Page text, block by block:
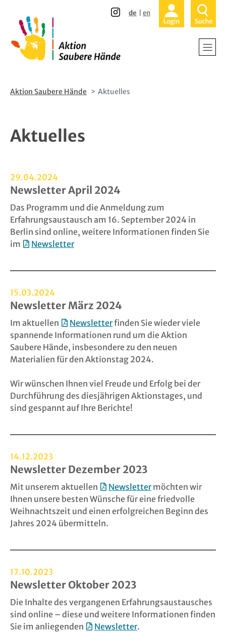
zum
Inhalt
zur
Hauptnavigation
de en
Aktion Saubere Hände Aktuelles
Aktuelles
29.04.2024
Newsletter April 2024
Das Programm und die Anmeldung zum
Erfahrungsaustausch am 16. September 2024 in
Berlin sind online, weitere Informationen finden Sie
im
Newsletter
15.03.2024
Newsletter März 2024
Im aktuellen Newsletterfinden Sie wieder viele
spannende Informationen rund um die Aktion
Saubere Hände, insbesondere zu den neuen
Materialien für den Aktionstag 2024.
Wir wünschen Ihnen viel Freude und Erfolg bei der
Durchführung des diesjährigen Aktionstages, und
sind gespannt auf Ihre Berichte!
14.12.2023
Newsletter Dezember 2023
Mit unserem aktuellen Newslettermöchten wir
Ihnen unsere besten Wünsche für eine friedvolle
Weihnachtszeit und einen erfolgreichen Beginn des
Jahres 2024 übermitteln.
17.10.2023
Newsletter Oktober 2023
Die Inhalte des vergangenen Erfahrungsaustausches
sind online – diese und weitere Informationen finden
Sie im anliegenden
Newsletter.